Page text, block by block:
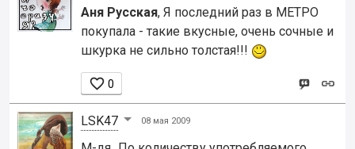
Аня Русская, Я последний раз в МЕТРО
покупала - такие вкусные, очень сочные и
шкурка не сильно толстая!!!
 0
LSK47 08 мая 2009